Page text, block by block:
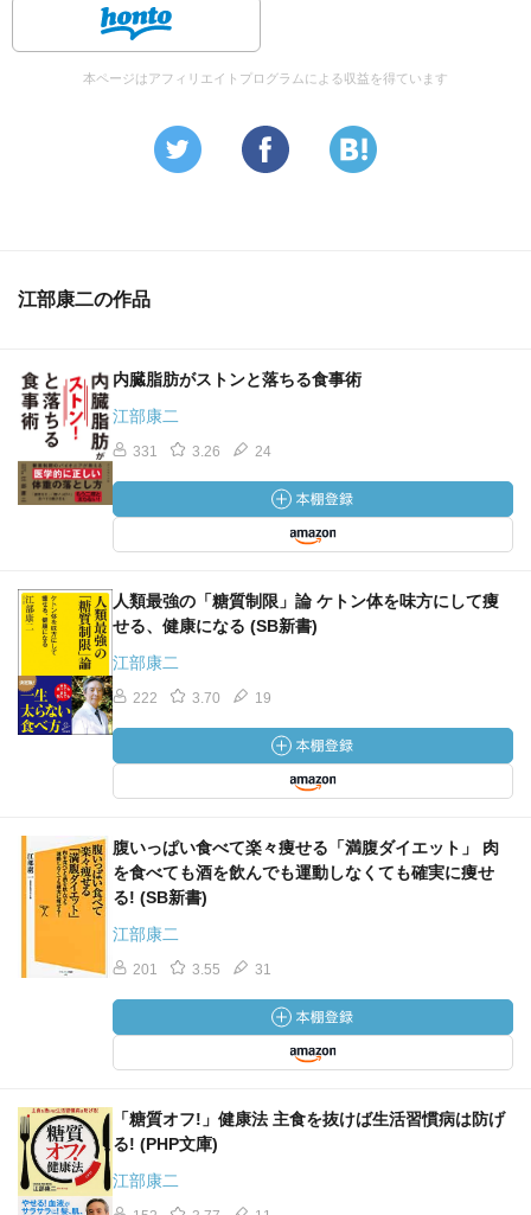
本ページはアフィリエイトプログラムによる収益を得ています
江部康二の作品
内臓脂肪がストンと落ちる食事術
江部康二
331 3.26 24
人類最強の「糖質制限」論 ケトン体を味方にして痩
せる、健康になる (SB新書)
江部康二
222 3.70 19
腹いっぱい食べて楽々痩せる「満腹ダイエット」 肉
を食べても酒を飲んでも運動しなくても確実に痩せ
る! (SB新書)
江部康二
201 3.55 31
「糖質オフ!」健康法 主食を抜けば生活習慣病は防げ
る! (PHP文庫)
江部康二